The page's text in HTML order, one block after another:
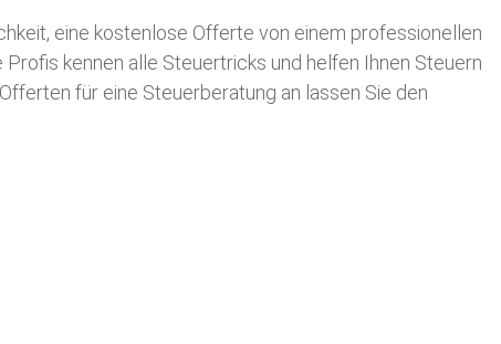
eine kostenlose Offerte von einem professionellen
kennen alle Steuertricks und helfen Ihnen Steuern
für eine Steuerberatung an lassen Sie den